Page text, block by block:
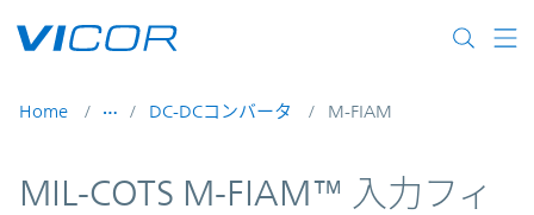
Home DC-DCコンバータ M-FIAM
MIL-COTS M-FIAM™ 入力フィ